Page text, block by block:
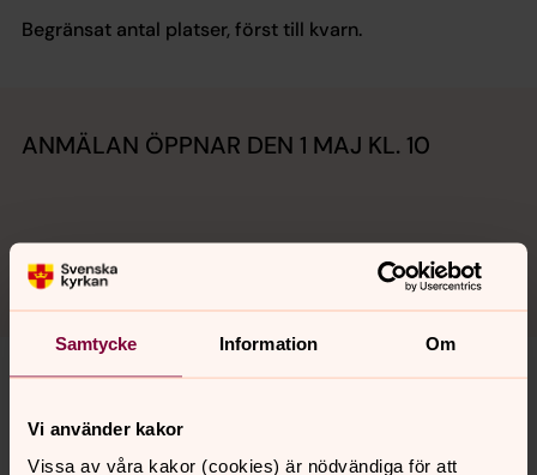
Samtycke Information Om
Vi använder kakor
Vissa av våra kakor (cookies) är nödvändiga för att
Begränsat antal platser, först till kvarn.
ANMÄLAN ÖPPNAR DEN 1 MAJ KL. 10
Anmälan